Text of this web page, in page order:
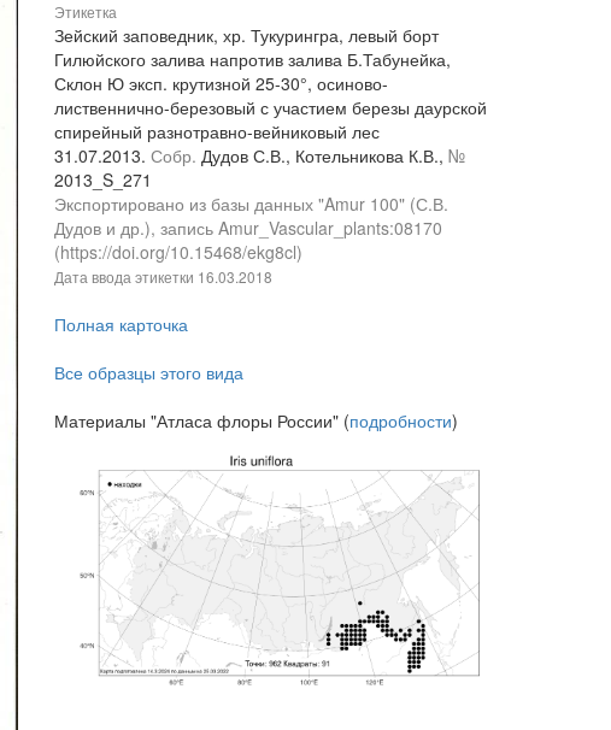
Этикетка
Зейский заповедник, хр. Тукурингра, левый борт
Гилюйского залива напротив залива Б.Табунейка,
Склон Ю эксп. крутизной 25-30°, осиново-
лиственнично-березовый с участием березы даурской
спирейный разнотравно-вейниковый лес
31.07.2013. Собр. Дудов С.В., Котельникова К.В., №
2013_S_271
Экспортировано из базы данных "Amur 100" (С.В.
Дудов и др.), запись Amur_Vascular_plants:08170
(https://doi.org/10.15468/ekg8cl)
Дата ввода этикетки 16.03.2018
Полная карточка
Все образцы этого вида
Материалы "Атласа флоры России" (подробности)